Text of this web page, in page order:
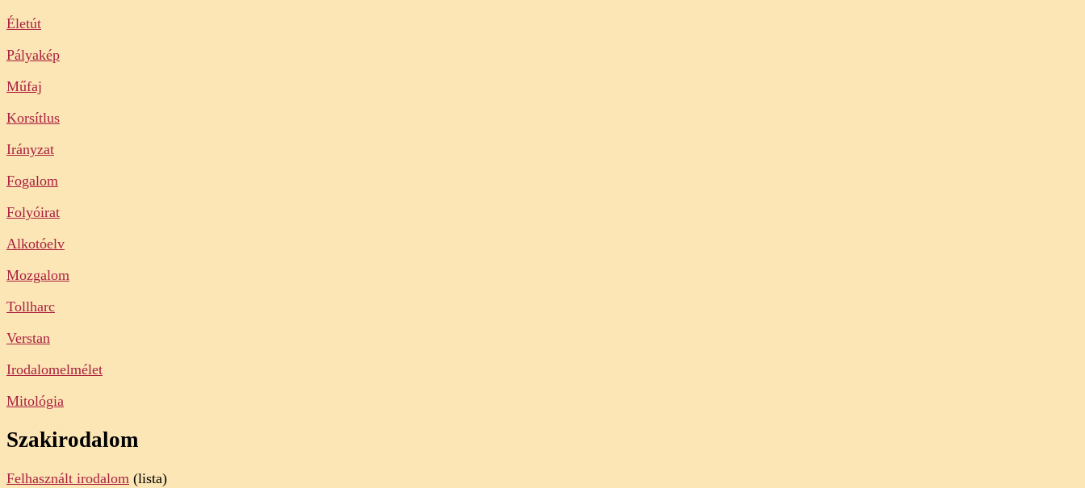
Életút
Pályakép
Műfaj
Korsítlus
Irányzat
Fogalom
Folyóirat
Alkotóelv
Mozgalom
Tollharc
Verstan
Irodalomelmélet
Mitológia
Szakirodalom
Felhasznált irodalom (lista)